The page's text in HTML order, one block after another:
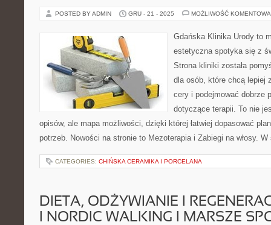
POSTED BY ADMIN GRU - 21 - 2025 MOŻLIWOŚĆ
Gdańska Klinika Urody to
estetyczna spotyka się z
Strona kliniki została
dla osób, które chcą lepiej
cery i podejmować dobrze
dotyczące terapii. To nie
opisów, ale mapa możliwości, dzięki której łatwiej dopasować
potrzeb. Nowości na stronie to Mezoterapia i Zabiegi na włosy.
CATEGORIES: CHIŃSKA CERAMIKA I PORCELANA
DIETA, ODŻYWIANIE I
I NORDIC WALKING I MARSZE